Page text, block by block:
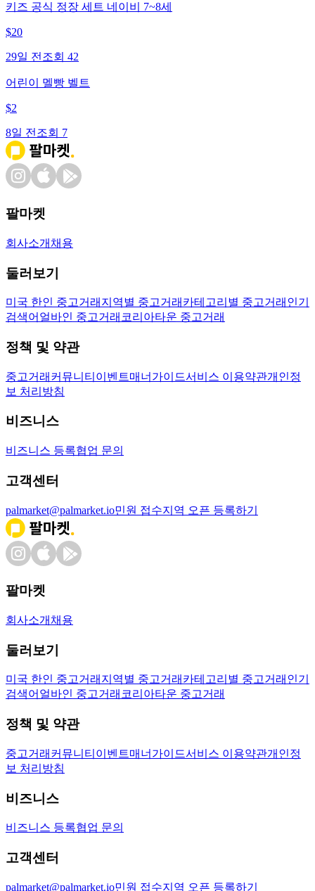
키즈 공식 정장 세트 네이비 7~8세
$20
29일 전 조회 42
어린이 멜빵 벨트
$2
8일 전 조회 7
팔마켓
회사소개 채용
둘러보기
미국 한인 중고거래 지역별 중고거래 카테고리별 중고거래 인기
검색어 얼바인 중고거래 코리아타운 중고거래
정책 및 약관
중고거래 커뮤니티 이벤트매너가이드서비스 이용약관개인정
보 처리방침
비즈니스
비즈니스 등록협업 문의
고객센터
palmarket@palmarket.io민원 접수지역 오픈 등록하기
팔마켓
회사소개 채용
둘러보기
미국 한인 중고거래 지역별 중고거래 카테고리별 중고거래 인기
검색어 얼바인 중고거래 코리아타운 중고거래
정책 및 약관
중고거래 커뮤니티 이벤트매너가이드서비스 이용약관개인정
보 처리방침
비즈니스
비즈니스 등록협업 문의
고객센터
palmarket@palmarket.io민원 접수지역 오픈 등록하기